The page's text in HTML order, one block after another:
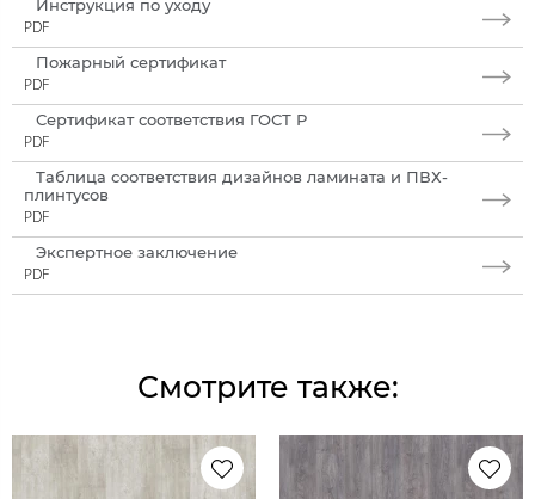
Инструкция по уходу
PDF
Пожарный сертификат
PDF
Сертификат соответствия ГОСТ Р
PDF
Таблица соответствия дизайнов ламината и ПВХ-
плинтусов
PDF
Экспертное заключение
PDF
Смотрите также: